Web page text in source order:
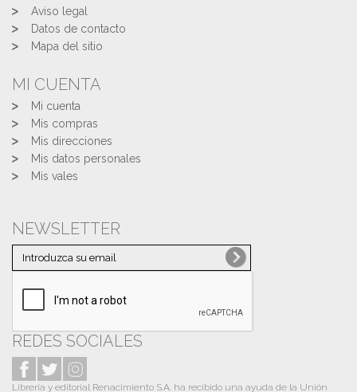
Aviso legal
Datos de contacto
Mapa del sitio
MI CUENTA
Mi cuenta
Mis compras
Mis direcciones
Mis datos personales
Mis vales
NEWSLETTER
REDES SOCIALES
Librería y editorial Renacimiento S.A. ha recibido una ayuda de la Unión